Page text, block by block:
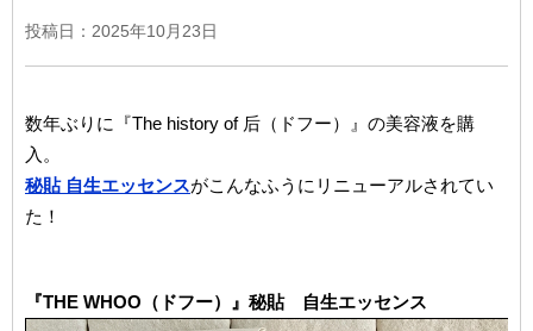
投稿日：2025年10月23日
数年ぶりに『The history of 后（ドフー）』の美容液を購
入。
秘貼 自生エッセンスがこんなふうにリニューアルされてい
た！
『THE WHOO（ドフー）』秘貼 自生エッセンス